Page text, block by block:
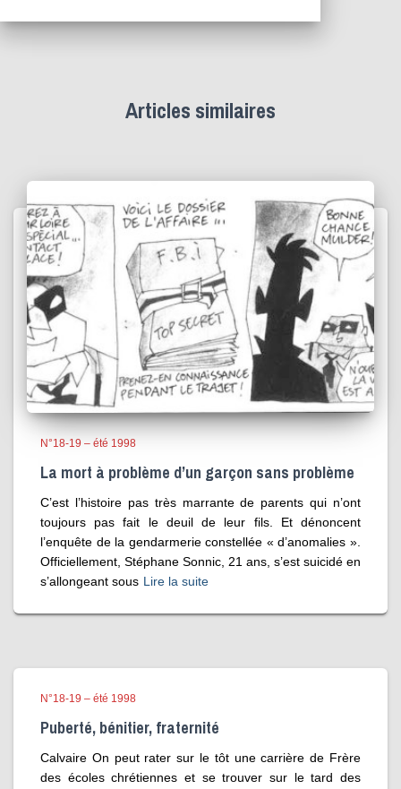
Articles similaires
N°18-19 – été 1998
La mort à problème d’un garçon sans problème
C’est l’histoire pas très marrante de parents qui n’ont
toujours pas fait le deuil de leur fils. Et dénoncent
l’enquête de la gendarmerie constellée « d’anomalies ».
Officiellement, Stéphane Sonnic, 21 ans, s’est suicidé en
s’allongeant sous Lire la suite
N°18-19 – été 1998
Puberté, bénitier, fraternité
Calvaire On peut rater sur le tôt une carrière de Frère
des écoles chrétiennes et se trouver sur le tard des